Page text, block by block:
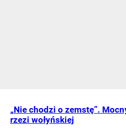
„Nie chodzi o zemstę”.
rzezi wołyńskiej